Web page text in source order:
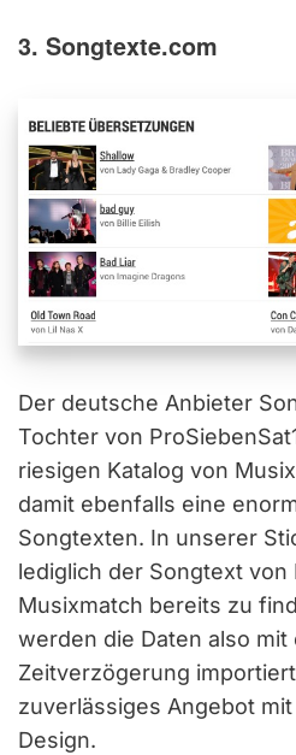
3. Songtexte.com
Der deutsche Anbieter
Tochter von
riesigen Katalog von
damit ebenfalls eine
Songtexten. In unserer
lediglich der Songtext von
Musixmatch bereits zu
werden die Daten also mit
Zeitverzögerung
zuverlässiges Angebot
Design.